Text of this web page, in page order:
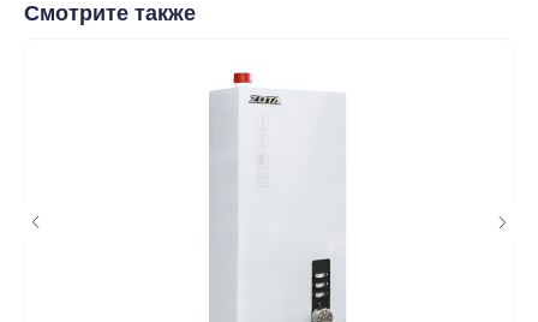
Смотрите также
Данный интернет‑сайт носит информационный характер и ни
информации о наличии и стоимости товаров/услуг обратитесь
к нашим менеджерам по контактам, указанным на сайте
ИНН 1650388470